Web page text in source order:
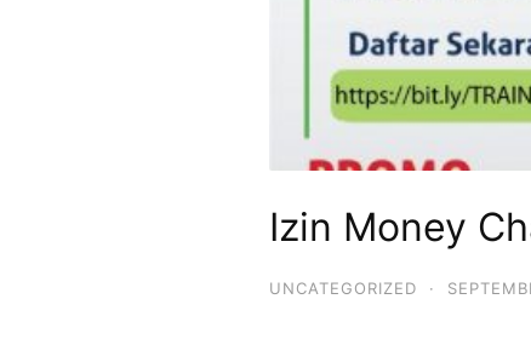
Izin Money
UNCATEGORIZED ·